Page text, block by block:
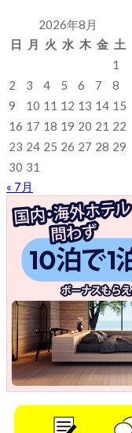
2026年8月
日
月 火 水 木 金 土
1
2
3 4 5 6 7
8
9
10 11 12 13 14 15
16 17 18 19 20 21 22
23 24 25 26 27 28 29
30 31
« 7月